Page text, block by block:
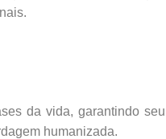
da vida, garantindo seu
humanizada.